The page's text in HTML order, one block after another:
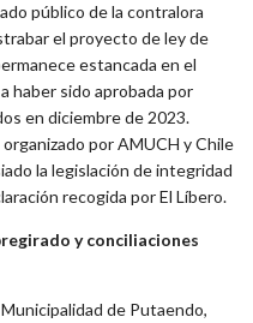
público de la contralora
el proyecto de ley de
estancada en el
haber sido aprobada por
en diciembre de 2023.
por AMUCH y Chile
la legislación de integridad
recogida porEl Líbero.
y conciliaciones
de Putaendo,